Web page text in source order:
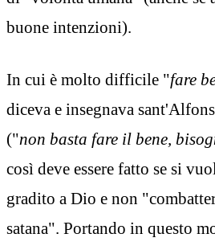
buone intenzioni).
In cui è molto difficile "fare
diceva e insegnava
("non basta fare il bene,
così deve essere fatto se si
gradito a Dio e non
satana". Portando in questo